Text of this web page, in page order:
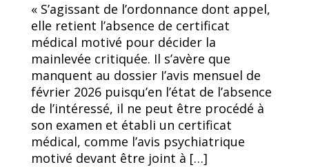
« S’agissant de l’ordonnance dont appel,
elle retient l’absence de certificat
médical motivé pour décider la
mainlevée critiquée. Il s’avère que
manquent au dossier I’avis mensuel de
février 2026 puisqu’en l’état de l’absence
de l’intéressé, il ne peut être procédé à
son examen et établi un certificat
médical, comme l’avis psychiatrique
motivé devant être joint à […]